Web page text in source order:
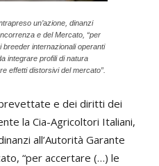
un’azione, dinanzi
e del Mercato, “per
internazionali operanti
integrare profili di natura
effetti distorsivi del mercato”.
e dei diritti dei
la Cia-Agricoltori Italiani,
all’Autorità Garante
“per accertare (…) le